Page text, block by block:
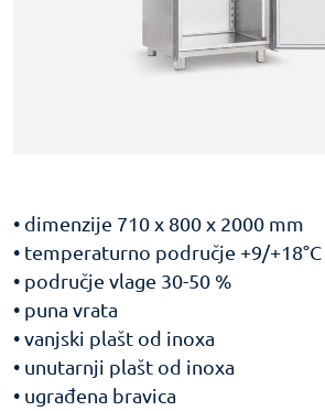
• dimenzije 710 x 800 x 2000 mm
• temperaturno područje +9/+18°C
• područje vlage 30-50 %
• puna vrata
• vanjski plašt od inoxa
• unutarnji plašt od inoxa
• ugrađena bravica